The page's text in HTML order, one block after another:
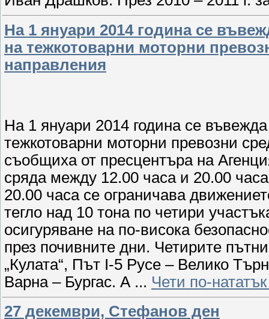
На 1 януари 2014 година се
на тежкотоварни моторни
направления
На 1 януари 2014 година се
тежкотоварни моторни превозни
съобщиха от пресцентъра на
сряда между 12.00 часа и 20.00
20.00 часа се ограничава
тегло над 10 тона по четири
осигуряване на по-висока
през почивните дни. Четирите
„Кулата“, Път I-5 Русе – Велико
Варна – Бургас. А ... Чети по-
27 декември, Стефанов ден